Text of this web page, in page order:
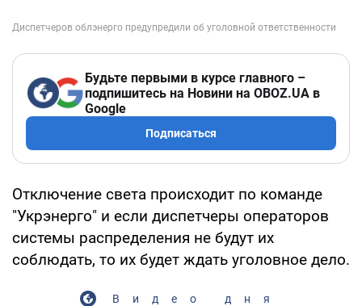
Будьте первыми в курсе главного –
подпишитесь на Новини на OBOZ.UA в
Google
Подписаться
Отключение света происходит по команде
"Укрэнерго" и если диспетчеры операторов
системы распределения не будут их
соблюдать, то их будет ждать уголовное дело.
Видео дня